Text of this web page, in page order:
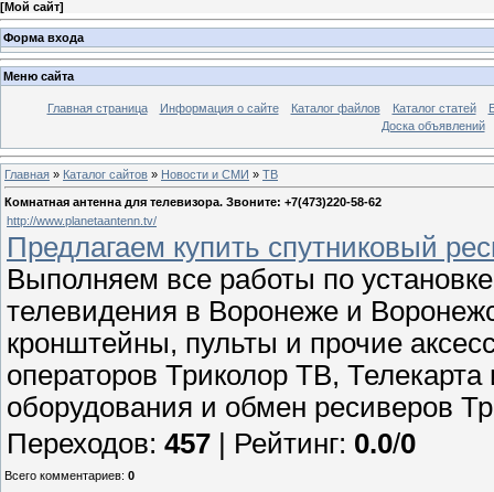
[Мой сайт]
Форма входа
Меню сайта
Главная страница Информация о сайте Каталог файлов Каталог статей
Доска объявлений
Главная » Каталог сайтов » Новости и СМИ » ТВ
Комнатная антенна для телевизора. Звоните: +7(473)220-58-62
http://www.planetaantenn.tv/
Предлагаем купить спутниковый
Выполняем все работы по
телевидения в Воронеже и
кронштейны, пульты и прочие
операторов Триколор ТВ,
оборудования и обмен ресиверов
Переходов: 457 | Рейтинг: 0.0/0
Всего комментариев: 0